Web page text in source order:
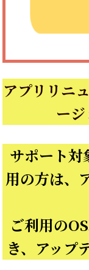
アプリリニ
ー
サポート対
用の方は、
ご利用の
き、アップ